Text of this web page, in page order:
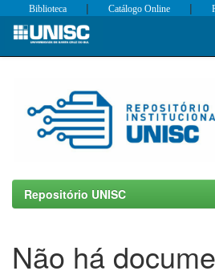
Skip
Biblioteca | Catálogo Online |
Repositório UNISC
Não há